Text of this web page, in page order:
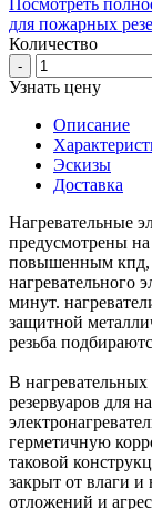
для пожарных
Количество
-
Узнать цену
Описание
Эскизы
Доставка
Нагревательные
предусмотрены
повышенным кпд,
нагревательного
минут.
защитной
резьба
В
резервуаров для
герметичную
таковой
закрыт от влаги
отложений и